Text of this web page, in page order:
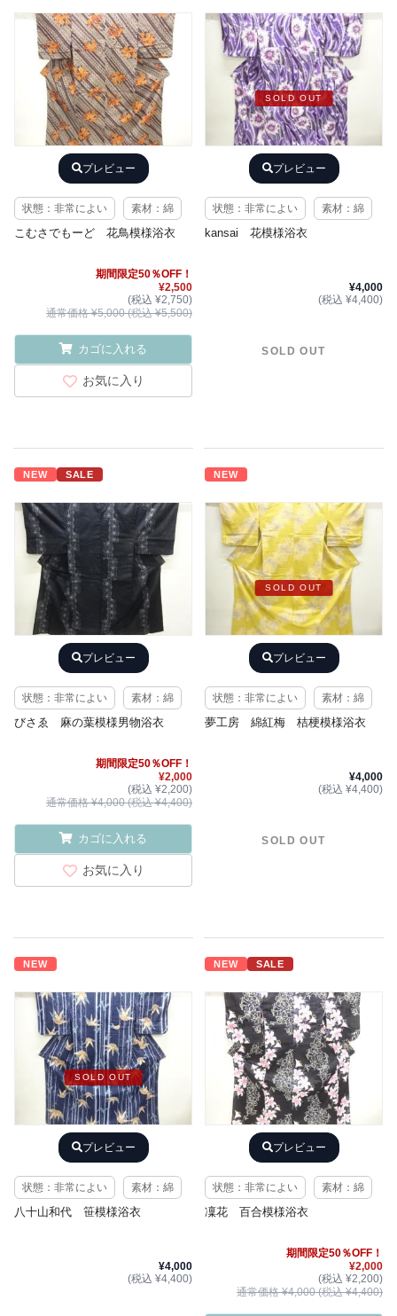
プレビュー
状態：非常によい 素材：綿
こむさでもーど 花鳥模様浴衣
期間限定50％OFF！
¥2,500
(税込 ¥2,750)
通常価格 ¥5,000 (税込 ¥5,500)
カゴに入れる
お気に入り
SOLD OUT
プレビュー
状態：非常によい 素材：綿
kansai 花模様浴衣
¥4,000
(税込 ¥4,400)
SOLD OUT
NEW SALE
プレビュー
状態：非常によい 素材：綿
びさゑ 麻の葉模様男物浴衣
期間限定50％OFF！
¥2,000
(税込 ¥2,200)
通常価格 ¥4,000 (税込 ¥4,400)
カゴに入れる
お気に入り
NEW
SOLD OUT
プレビュー
状態：非常によい 素材：綿
夢工房 綿紅梅 桔梗模様浴衣
¥4,000
(税込 ¥4,400)
SOLD OUT
NEW
SOLD OUT
プレビュー
状態：非常によい 素材：綿
八十山和代 笹模様浴衣
¥4,000
(税込 ¥4,400)
NEW SALE
プレビュー
状態：非常によい 素材：綿
凜花 百合模様浴衣
期間限定50％OFF！
¥2,000
(税込 ¥2,200)
通常価格 ¥4,000 (税込 ¥4,400)